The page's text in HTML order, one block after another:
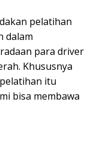
pelatihan
dalam
para driver
Khususnya
itu
bisa membawa